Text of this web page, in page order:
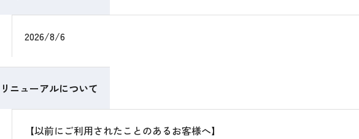
2026/8/6
リニューアルについて
【以前にご利用されたことのあるお客様へ】